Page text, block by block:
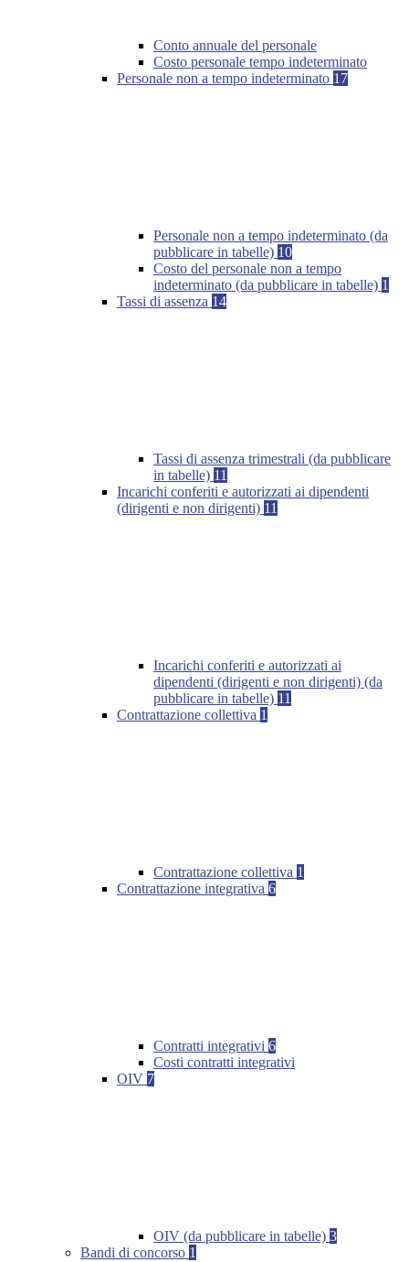
Conto annuale del personale
Costo personale tempo indeterminato
Personale non a tempo indeterminato 17
Personale non a tempo indeterminato (da
pubblicare in tabelle) 10
Costo del personale non a tempo
indeterminato (da pubblicare in tabelle) 1
Tassi di assenza 14
Tassi di assenza trimestrali (da pubblicare
in tabelle) 11
Incarichi conferiti e autorizzati ai dipendenti
(dirigenti e non dirigenti) 11
Incarichi conferiti e autorizzati ai
dipendenti (dirigenti e non dirigenti) (da
pubblicare in tabelle) 11
Contrattazione collettiva 1
Contrattazione collettiva 1
Contrattazione integrativa 6
Contratti integrativi 6
Costi contratti integrativi
OIV 7
OIV (da pubblicare in tabelle) 3
Bandi di concorso 1